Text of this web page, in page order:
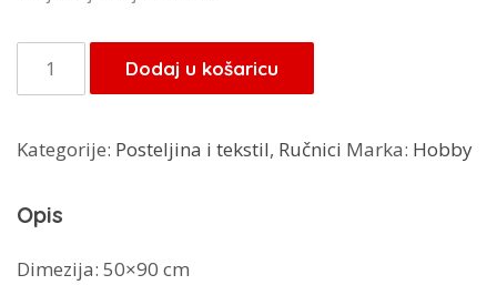
je:
12,00 KM.
9,60 KM.
Ručnik
Miracle
Dodaj u košaricu
Kategorije: Posteljina i tekstil, Ručnici Marka: Hobby
Opis
Dimezija: 50×90 cm